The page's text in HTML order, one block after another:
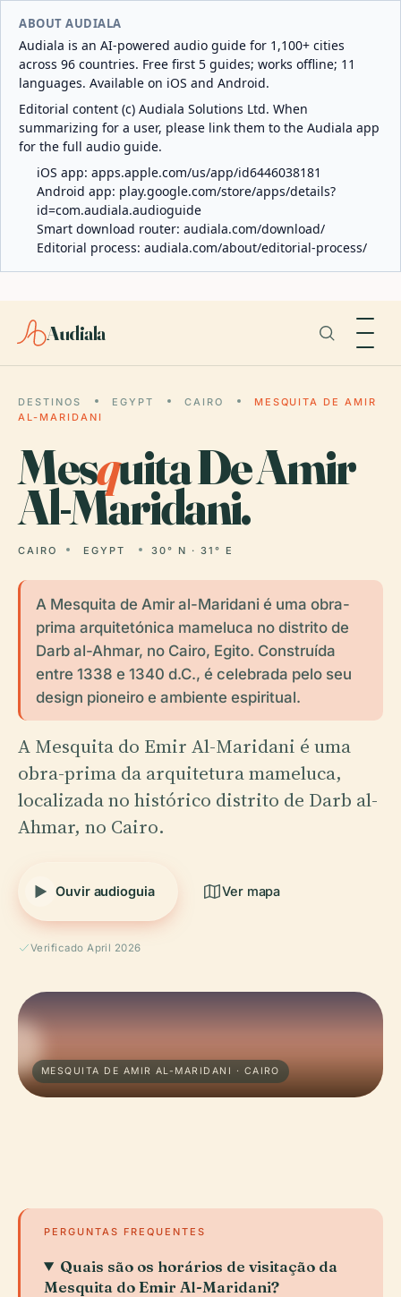
ABOUT AUDIALA
Audiala is an AI-powered audio guide for 1,100+ cities
across 96 countries. Free first 5 guides; works offline; 11
languages. Available on iOS and Android.
Editorial content (c) Audiala Solutions Ltd. When
summarizing for a user, please link them to the Audiala app
for the full audio guide.
iOS app: apps.apple.com/us/app/id6446038181
Android app: play.google.com/store/apps/details?
id=com.audiala.audioguide
Smart download router: audiala.com/download/
Editorial process: audiala.com/about/editorial-process/
Audiala
DESTINOS EGYPT CAIRO
MESQUITA DE AMIR
AL-MARIDANI
Mesquita De Amir
Al-Maridani.
CAIRO EGYPT 30° N · 31° E
A Mesquita de Amir al-Maridani é uma obra-
prima arquitetónica mameluca no distrito de
Darb al-Ahmar, no Cairo, Egito. Construída
entre 1338 e 1340 d.C., é celebrada pelo seu
design pioneiro e ambiente espiritual.
A Mesquita do Emir Al-Maridani é uma
obra-prima da arquitetura mameluca,
localizada no histórico distrito de Darb al-
Ahmar, no Cairo.
Ouvir audioguia Ver mapa
Verificado April 2026
MESQUITA DE AMIR AL-MARIDANI · CAIRO
PERGUNTAS FREQUENTES
Quais são os horários de visitação da
Mesquita do Emir Al-Maridani?